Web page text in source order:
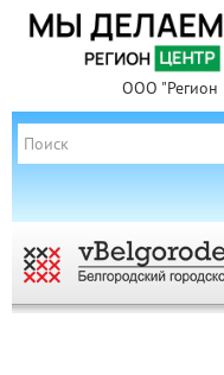
ООО "Регион